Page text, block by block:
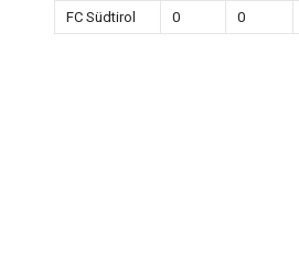
FC Südtirol
0 0